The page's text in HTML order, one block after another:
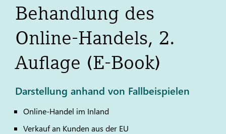
Behandlung des
Online-Handels, 2.
Auflage (E-Book)
Darstellung anhand von Fallbeispielen
Online-Handel im Inland
Verkauf an Kunden aus der EU